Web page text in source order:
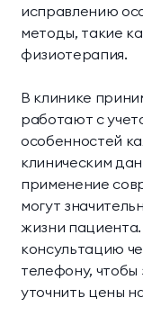
исправлению
методы, такие
физиотерапия.
В клинике
работают с
особенностей
клиническим
применение
могут
жизни
консультацию
телефону,
уточнить цены